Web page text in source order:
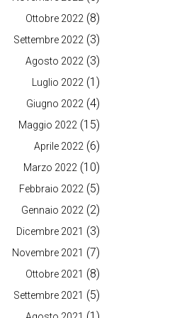
Ottobre 2022 (8)
Settembre 2022 (3)
Agosto 2022 (3)
Luglio 2022 (1)
Giugno 2022 (4)
Maggio 2022 (15)
Aprile 2022 (6)
Marzo 2022 (10)
Febbraio 2022 (5)
Gennaio 2022 (2)
Dicembre 2021 (3)
Novembre 2021 (7)
Ottobre 2021 (8)
Settembre 2021 (5)